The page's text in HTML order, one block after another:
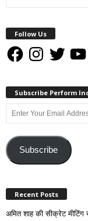
Follow Us
FacebookInstagram
Twitter
Subscribe Perform
Enter
Your
Email
AddressSubscribe
Recent Posts
अमित शाह की सीक्रेट